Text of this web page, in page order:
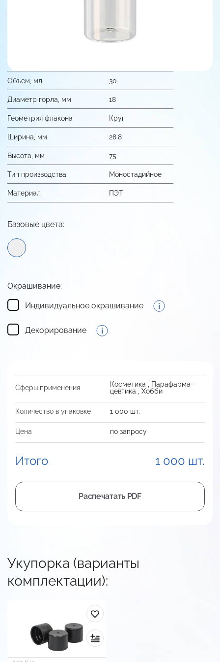
Объем, мл 30
Диаметр горла, мм 18
Геометрия флакона Круг
Ширина, мм 28.8
Высота, мм 75
Тип производства Моностадийное
Материал ПЭТ
Сферы применения Косметика
Пара­фарма­
цевтика
Хобби
Количество в упаковке 1 000 шт.
Цена по запросу
Итого 1 000 шт.
Распечатать PDF
Базовые цвета:
Окрашивание:
Индивидуальное окрашивание
Декорирование
Укупорка (варианты
комплектации):